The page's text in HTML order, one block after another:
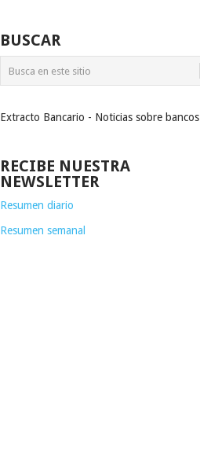
BUSCAR
Extracto Bancario - Noticias sobre bancos
RECIBE NUESTRA
NEWSLETTER
Resumen diario
Resumen semanal